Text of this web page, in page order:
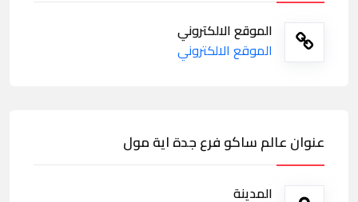
الموقع الالكتروني
الموقع الالكتروني
عنوان عالم ساكو فرع جدة اية مول
المدينة